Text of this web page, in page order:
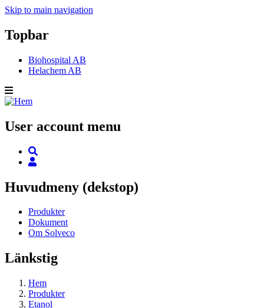
Skip to main navigation
Topbar
Biohospital AB
Helachem AB
User account menu
Huvudmeny (dekstop)
Produkter
Dokument
Om Solveco
Länkstig
Hem
Produkter
Etanol